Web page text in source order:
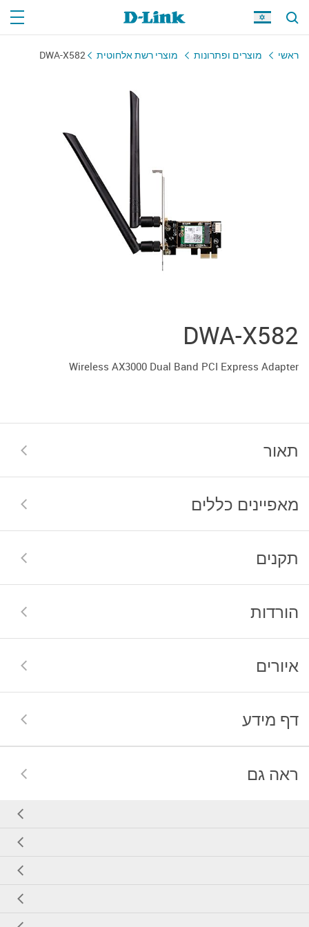
ראשי מוצרים ופתרונות מוצרי רשת אלחוטית DWA-X582
DWA-X582
Wireless AX3000 Dual Band PCI Express Adapter
תאור
מאפיינים כללים
תקנים
הורדות
איורים
דף מידע
ראה גם